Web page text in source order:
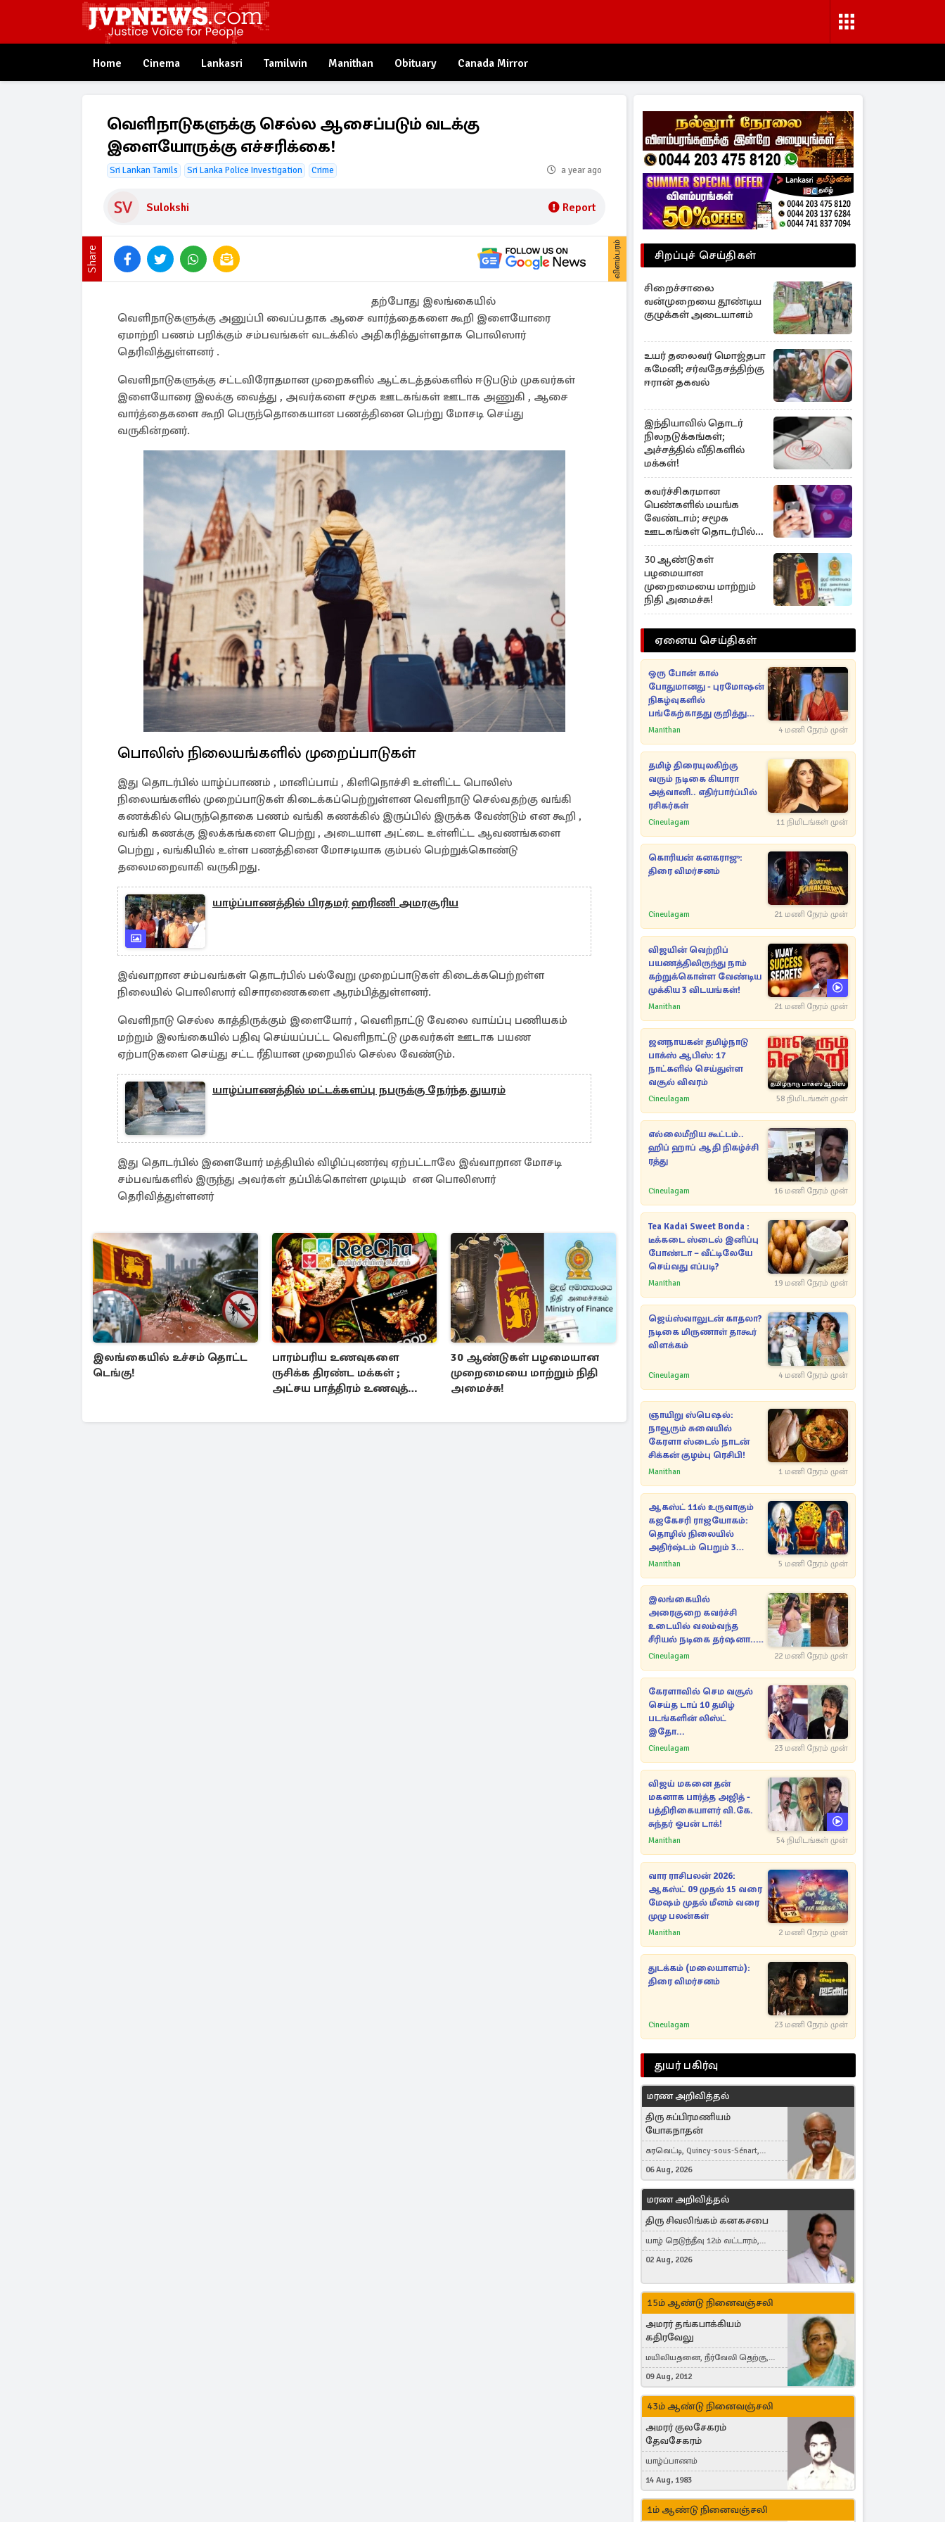
Home Cinema Lankasri Tamilwin Manithan Obituary Canada Mirror
வெளிநாடுகளுக்கு செல்ல ஆசைப்படும் வடக்கு
இளையோருக்கு எச்சரிக்கை!
Sri Lankan Tamils Sri Lanka Police Investigation Crime a year ago
Sulokshi Report
Share விளம்பரம்
தற்போது இலங்கையில்
வெளிநாடுகளுக்கு அனுப்பி வைப்பதாக ஆசை வார்த்தைகளை கூறி இளையோரை
ஏமாற்றி பணம் பறிக்கும் சம்பவங்கள் வடக்கில் அதிகரித்துள்ளதாக பொலிஸார்
தெரிவித்துள்ளனர் .
வெளிநாடுகளுக்கு சட்டவிரோதமான முறைகளில் ஆட்கடத்தல்களில் ஈடுபடும் முகவர்கள்
இளையோரை இலக்கு வைத்து , அவர்களை சமூக ஊடகங்கள் ஊடாக அணுகி , ஆசை
வார்த்தைகளை கூறி பெருந்தொகையான பணத்தினை பெற்று மோசடி செய்து
வருகின்றனர்.
பொலிஸ் நிலையங்களில் முறைப்பாடுகள்
இது தொடர்பில் யாழ்ப்பாணம் , மானிப்பாய் , கிளிநொச்சி உள்ளிட்ட பொலிஸ்
நிலையங்களில் முறைப்பாடுகள் கிடைக்கப்பெற்றுள்ளன வெளிநாடு செல்வதற்கு வங்கி
கணக்கில் பெருந்தொகை பணம் வங்கி கணக்கில் இருப்பில் இருக்க வேண்டும் என கூறி ,
வங்கி கணக்கு இலக்கங்களை பெற்று , அடையாள அட்டை உள்ளிட்ட ஆவணங்களை
பெற்று , வங்கியில் உள்ள பணத்தினை மோசடியாக கும்பல் பெற்றுக்கொண்டு
தலைமறைவாகி வருகிறது.
யாழ்ப்பாணத்தில் பிரதமர் ஹரிணி அமரசூரிய
இவ்வாறான சம்பவங்கள் தொடர்பில் பல்வேறு முறைப்பாடுகள் கிடைக்கபெற்றள்ள
நிலையில் பொலிஸார் விசாரணைகளை ஆரம்பித்துள்ளனர்.
வெளிநாடு செல்ல காத்திருக்கும் இளையோர் , வெளிநாட்டு வேலை வாய்ப்பு பணியகம்
மற்றும் இலங்கையில் பதிவு செய்யப்பட்ட வெளிநாட்டு முகவர்கள் ஊடாக பயண
ஏற்பாடுகளை செய்து சட்ட ரீதியான முறையில் செல்ல வேண்டும்.
யாழ்ப்பாணத்தில் மட்டக்களப்பு நபருக்கு நேர்ந்த துயரம்
இது தொடர்பில் இளையோர் மத்தியில் விழிப்புணர்வு ஏற்பட்டாலே இவ்வாறான மோசடி
சம்பவங்களில் இருந்து அவர்கள் தப்பிக்கொள்ள முடியும் என பொலிஸார்
தெரிவித்துள்ளனர்
இலங்கையில் உச்சம் தொட்ட
டெங்கு!
பாரம்பரிய உணவுகளை
ருசிக்க திரண்ட மக்கள் ;
அட்சய பாத்திரம் உணவுத்
30 ஆண்டுகள் பழமையான
முறைமையை மாற்றும் நிதி
அமைச்சு!
சிறப்புச் செய்திகள்
சிறைச்சாலை
வன்முறையை தூண்டிய
குழுக்கள் அடையாளம்
உயர் தலைவர் மொஜ்தபா
கமேனி; சர்வதேசத்திற்கு
ஈரான் தகவல்
இந்தியாவில் தொடர்
நிலநடுக்கங்கள்;
அச்சத்தில் வீதிகளில்
மக்கள்!
கவர்ச்சிகரமான
பெண்களில் மயங்க
வேண்டாம்; சமூக
ஊடகங்கள் தொடர்பில்
எச்சரிக்கை
30 ஆண்டுகள்
பழமையான
முறைமையை மாற்றும்
நிதி அமைச்சு!
ஏனைய செய்திகள்
ஒரு போன் கால்
போதுமானது - புரமோஷன்
நிகழ்வுகளில்
பங்கேற்காதது குறித்து
நயன்தாரா ஓபன் டாக்!
Manithan 4 மணி நேரம் முன்
தமிழ் திரையுலகிற்கு
வரும் நடிகை கியாரா
அத்வானி.. எதிர்பார்ப்பில்
ரசிகர்கள்
Cineulagam 11 நிமிடங்கள் முன்
கொரியன் கனகராஜு:
திரை விமர்சனம்
Cineulagam 21 மணி நேரம் முன்
விஜயின் வெற்றிப்
பயணத்திலிருந்து நாம்
கற்றுக்கொள்ள வேண்டிய
முக்கிய 3 விடயங்கள்!
Manithan 21 மணி நேரம் முன்
ஜனநாயகன் தமிழ்நாடு
பாக்ஸ் ஆபிஸ்: 17
நாட்களில் செய்துள்ள
வசூல் விவரம்
Cineulagam 58 நிமிடங்கள் முன்
எல்லைமீறிய கூட்டம்..
ஹிப் ஹாப் ஆதி நிகழ்ச்சி
ரத்து
Cineulagam 16 மணி நேரம் முன்
Tea Kadai Sweet Bonda :
டீக்கடை ஸ்டைல் இனிப்பு
போண்டா – வீட்டிலேயே
செய்வது எப்படி?
Manithan 19 மணி நேரம் முன்
ஜெய்ஸ்வாலுடன் காதலா?
நடிகை மிருணாள் தாகூர்
விளக்கம்
Cineulagam 4 மணி நேரம் முன்
ஞாயிறு ஸ்பெஷல்:
நாவூரும் சுவையில்
கேரளா ஸ்டைல் நாடன்
சிக்கன் குழம்பு ரெசிபி!
Manithan 1 மணி நேரம் முன்
ஆகஸ்ட் 11ல் உருவாகும்
கஜகேசரி ராஜயோகம்:
தொழில் நிலையில்
அதிர்ஷ்டம் பெறும் 3
ராசிகள்!
Manithan 5 மணி நேரம் முன்
இலங்கையில்
அரைகுறை கவர்ச்சி
உடையில் வலம்வந்த
சீரியல் நடிகை தர்ஷனா...
அவரே வெளியிட்ட
Cineulagam 22 மணி நேரம் முன்
கேரளாவில் செம வசூல்
செய்த டாப் 10 தமிழ்
படங்களின் லிஸ்ட்
இதோ...
Cineulagam 23 மணி நேரம் முன்
விஜய் மகனை தன்
மகனாக பார்த்த அஜித் -
பத்திரிகையாளர் வி.கே.
சுந்தர் ஓபன் டாக்!
Manithan 54 நிமிடங்கள் முன்
வார ராசிபலன் 2026:
ஆகஸ்ட் 09 முதல் 15 வரை
மேஷம் முதல் மீனம் வரை
முழு பலன்கள்
Manithan 2 மணி நேரம் முன்
துடக்கம் (மலையாளம்):
திரை விமர்சனம்
Cineulagam 23 மணி நேரம் முன்
துயர் பகிர்வு
மரண அறிவித்தல்
திரு சுப்பிரமணியம்
யோகநாதன்
கரவெட்டி, Quincy-sous-Sénart,
France
06 Aug, 2026
மரண அறிவித்தல்
திரு சிவலிங்கம் கனகசபை
யாழ் நெடுந்தீவு 12ம் வட்டாரம்,
Jaffna, நயினாதீவு, London, United
02 Aug, 2026
15ம் ஆண்டு நினைவஞ்சலி
அமரர் தங்கபாக்கியம்
கதிரவேலு
மயிலியதனை, நீர்வேலி தெற்கு,
Herning, Denmark
09 Aug, 2012
43ம் ஆண்டு நினைவஞ்சலி
அமரர் குலசேகரம்
தேவசேகரம்
யாழ்ப்பாணம்
14 Aug, 1983
1ம் ஆண்டு நினைவஞ்சலி